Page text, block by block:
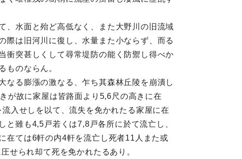
水面と殆ど高低なく、また大野川の旧流域
際は旧河川に復し、水量また小ならず、而る
衝突甚しくして尋常堤防の能く防禦し得べか
ものならん。
なる膨漲の激なる、乍ち其森林丘陵を崩潰し
が故に家屋は皆路面より5,6尺の高きに在
入せしを以て、流失を免かれたる家屋に在
雖も4,5戸若くは7,8戸各所に於て流亡し、
在ては6軒の内4軒を流亡し死者11人また或
せられ却て死を免かれたるあり。